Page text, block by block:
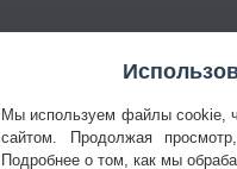
Мы используем файлы cookie,
сайтом. Продолжая
Подробнее о том, как мы